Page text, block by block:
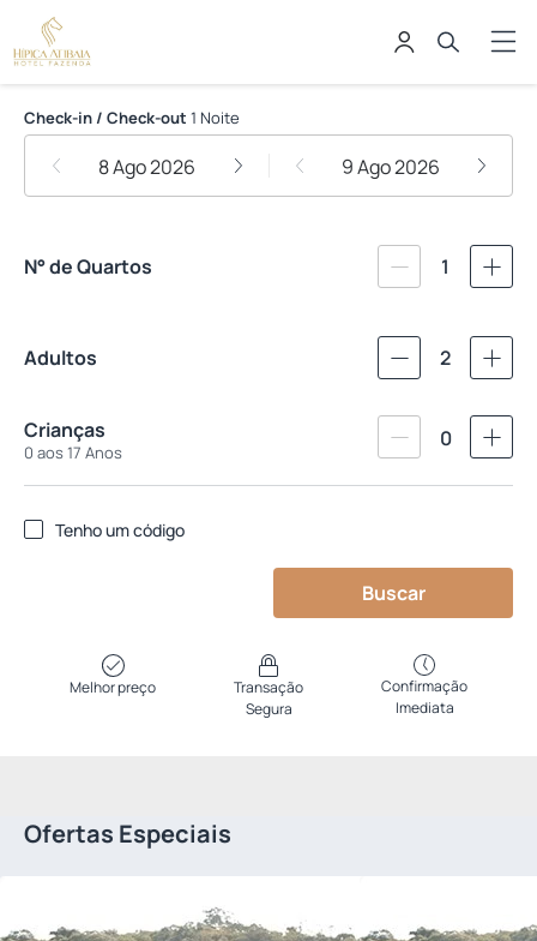
Hotel Fazenda Hipica Atibaia
Check-in / Check-out 1 Noite
8 Ago 2026 9 Ago 2026
N° de Quartos 1
Adultos 2
Crianças
0 aos 17 Anos
0
Tenho um código
Buscar
Melhor preço
Transação
Segura
Confirmação
Imediata
Ofertas Especiais